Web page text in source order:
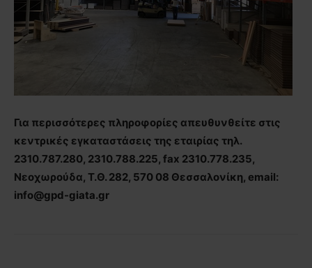
Για περισσότερες πληροφορίες απευθυνθείτε στις
κεντρικές εγκαταστάσεις της εταιρίας τηλ.
2310.787.280, 2310.788.225, fax 2310.778.235,
Νεοχωρούδα, Τ.Θ. 282, 570 08 Θεσσαλονίκη, email:
info@gpd-giata.gr